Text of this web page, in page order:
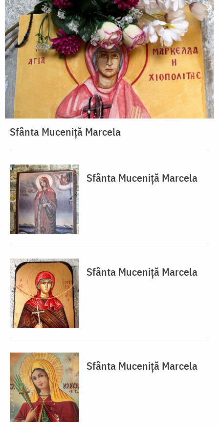
Sfânta Muceniță Marcela
Sfânta Muceniță Marcela
Sfânta Muceniță Marcela
Sfânta Muceniță Marcela